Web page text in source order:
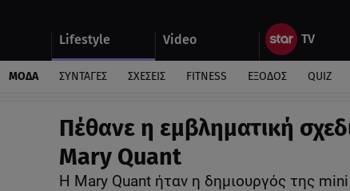
Lifestyle Video
ΜΟΔΑ ΣΥΝΤΑΓΕΣ ΣΧΕΣΕΙΣ FITNESS ΕΞΟΔΟΣ QUIZ
Πέθανε η εμβληματική
Mary Quant
H Μary Quant ήταν η δημιουργός της